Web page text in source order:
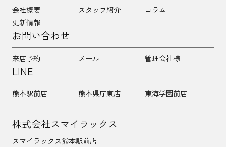
会社概要 スタッフ紹介
コラム
更新情報
お問い合わせ
来店予約 メール 管理会社様
LINE
熊本駅前店 熊本県庁東店 東海学園前店
株式会社スマイラックス
スマイラックス熊本駅前店